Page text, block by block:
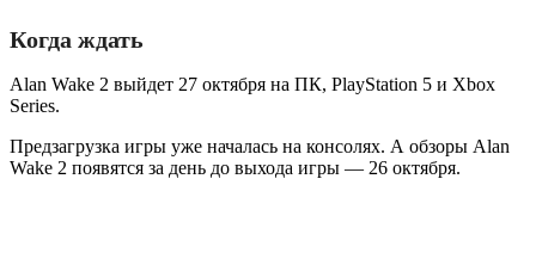
Когда ждать
Alan Wake 2 выйдет 27 октября на ПК, PlayStation 5 и Xbox
Series.
Предзагрузка игры уже началась на консолях. А обзоры Alan
Wake 2 появятся за день до выхода игры — 26 октября.